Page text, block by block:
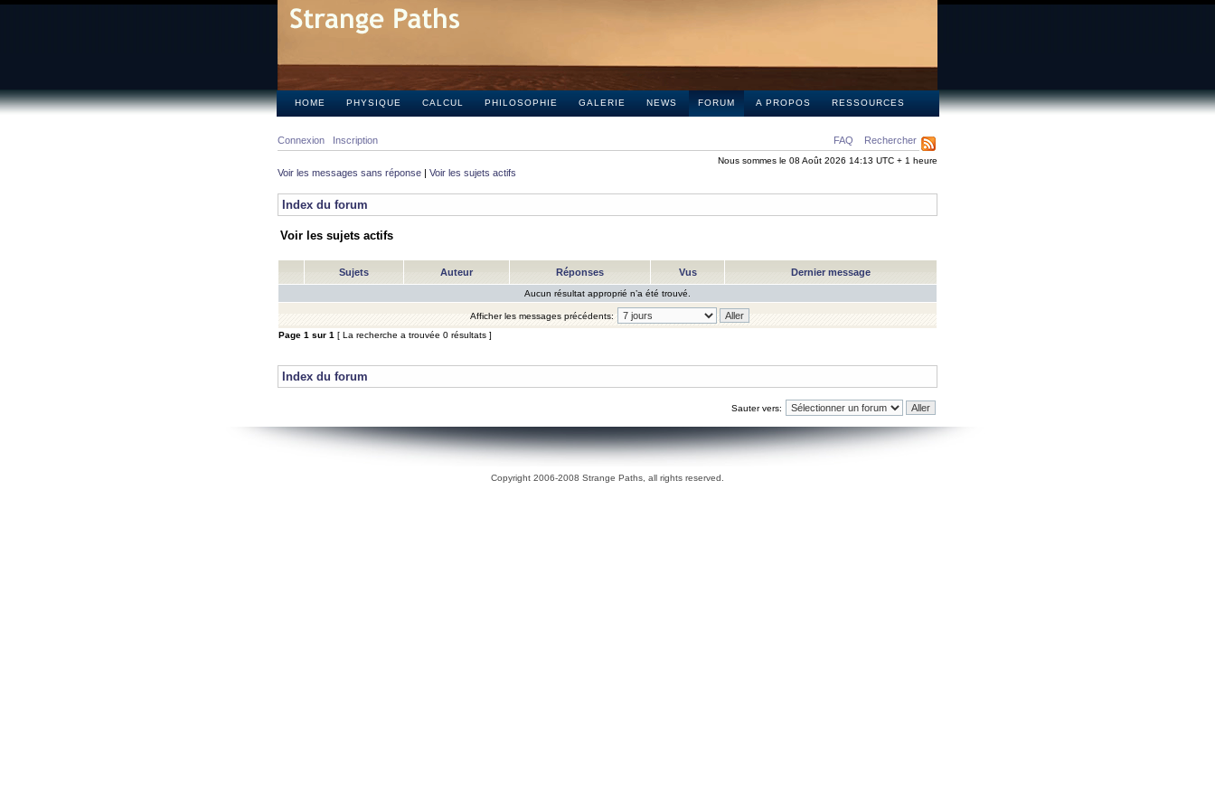
HOME PHYSIQUE CALCUL PHILOSOPHIE GALERIE NEWS FORUM A PROPOS RESSOURCES
FAQ Rechercher
Connexion Inscription
Nous sommes le 08 Août 2026 14:13 UTC + 1 heure
Voir les messages sans réponse | Voir les sujets actifs
Index du forum
Voir les sujets actifs
Sujets Auteur Réponses Vus Dernier message
Aucun résultat approprié n’a été trouvé.
Afficher les messages précédents:
Page 1 sur 1 [ La recherche a trouvée 0 résultats ]
Index du forum
Sauter vers:
Copyright 2006-2008 Strange Paths, all rights reserved.